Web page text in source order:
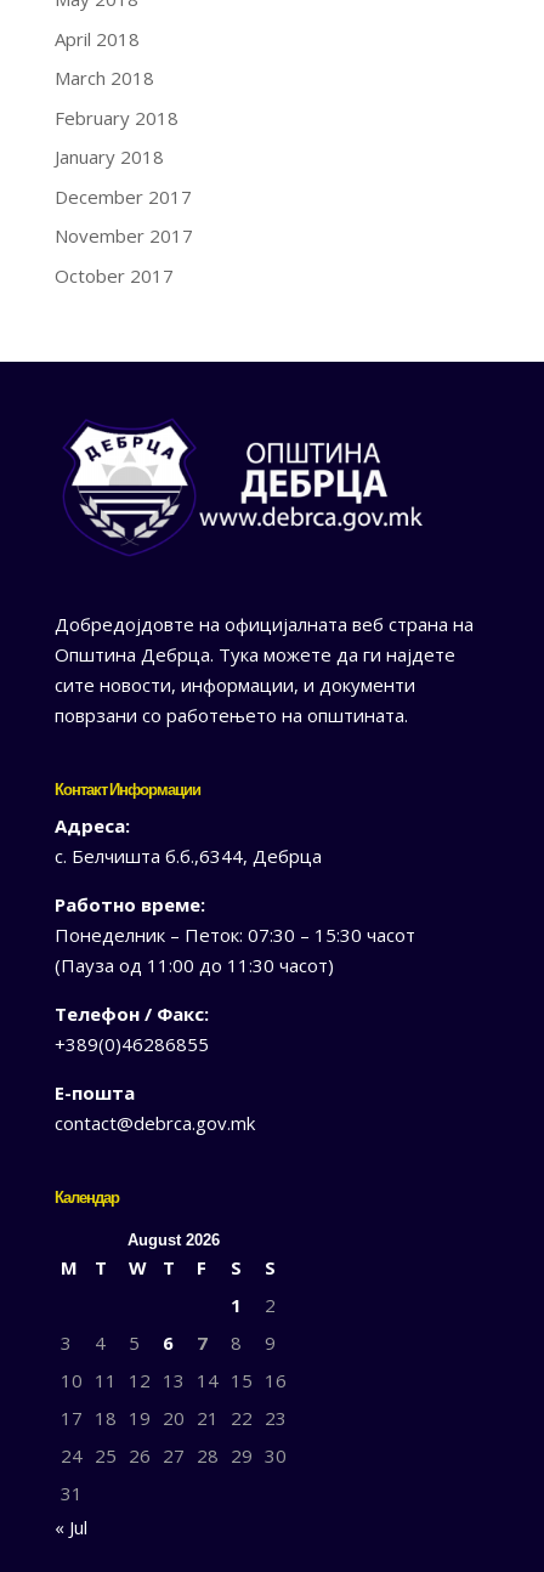
April 2018
March 2018
February 2018
January 2018
December 2017
November 2017
October 2017
Добредојдовте на официјалната веб страна на
Општина Дебрца. Тука можете да ги најдете
сите новости, информации, и документи
поврзани со работењето на општината.
Контакт Информации
Адреса:
с. Белчишта б.б.,6344, Дебрца
Работно време:
Понеделник – Петок: 07:30 – 15:30 часот
(Пауза од 11:00 до 11:30 часот)
Телефон / Факс:
+389(0)46286855
Е-пошта
contact@debrca.gov.mk
Календар
August 2026
M T W T F S
S
1
2
3
4 5 6 7 8
9
10 11 12 13 14 15 16
17 18 19 20 21 22 23
24 25 26 27 28 29 30
31
« Jul